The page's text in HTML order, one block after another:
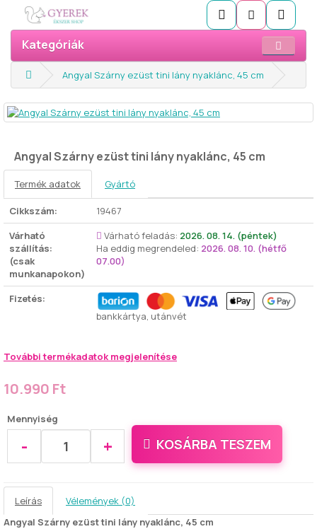
Kategóriák
Angyal Szárny ezüst tini lány nyaklánc, 45 cm
Angyal Szárny ezüst tini lány nyaklánc, 45 cm
Termék adatok Gyártó
Cikkszám:
19467
Várható
szállítás:
(csak
munkanapokon)
Várható feladás: 2026. 08. 14. (péntek)
Ha eddig megrendeled: 2026. 08. 10. (hétfő
07.00)
Fizetés:
bankkártya, utánvét
További termékadatok megjelenítése
10.990 Ft
Mennyiség
- + KOSÁRBA TESZEM
Leírás
Vélemények (0)
Angyal Szárny ezüst tini lány nyaklánc, 45 cm